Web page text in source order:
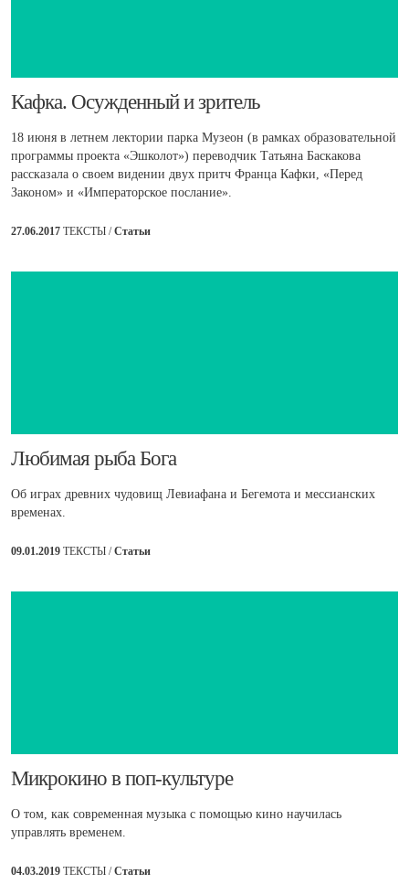
​Кафка. Осужденный и зритель
18 июня в летнем лектории парка Музеон (в рамках образовательной
программы проекта «Эшколот») переводчик Татьяна Баскакова
рассказала о своем видении двух притч Франца Кафки, «Перед
Законом» и «Императорское послание».
27.06.2017 ТЕКСТЫ /Статьи
Любимая рыба Бога
Об играх древних чудовищ Левиафана и Бегемота и мессианских
временах.
09.01.2019 ТЕКСТЫ /Статьи
​Микрокино в поп-культуре
О том, как современная музыка с помощью кино научилась
управлять временем.
04.03.2019 ТЕКСТЫ /Статьи